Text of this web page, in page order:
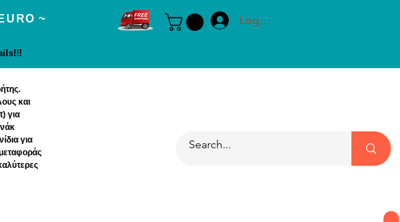
~ Log ind
και
για
για